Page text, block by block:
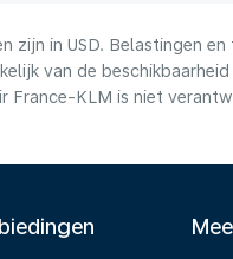
in USD. Belastingen
van de
KLM is niet